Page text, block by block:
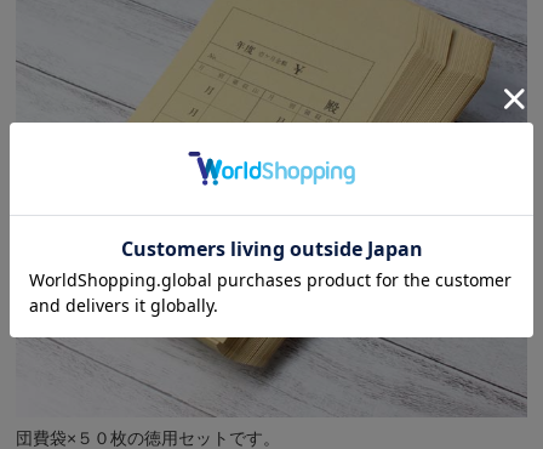
団費袋×５０枚の徳用セットです。